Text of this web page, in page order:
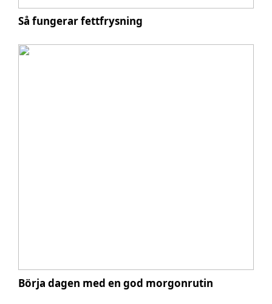
Så fungerar fettfrysning
Börja dagen med en god morgonrutin